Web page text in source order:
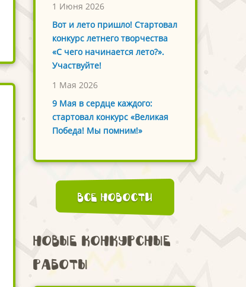
1 Июня 2026
Вот и лето пришло! Стартовал
конкурс летнего творчества
«С чего начинается лето?».
Участвуйте!
1 Мая 2026
9 Мая в сердце каждого:
стартовал конкурс «Великая
Победа! Мы помним!»
Все новости
Новые конкурсные
работы